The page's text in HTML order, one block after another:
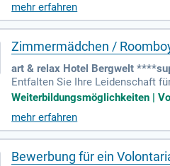
mehr erfahren
Zimmermädchen /
art & relax Hotel Bergwelt
Entfalten Sie Ihre Leidenschaft
tständiges, organisiertes
Weiterbildungsmöglichkeiten |
mehr erfahren
Bewerbung für ein